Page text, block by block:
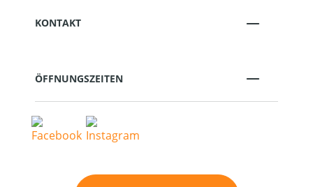
KONTAKT
ÖFFNUNGSZEITEN